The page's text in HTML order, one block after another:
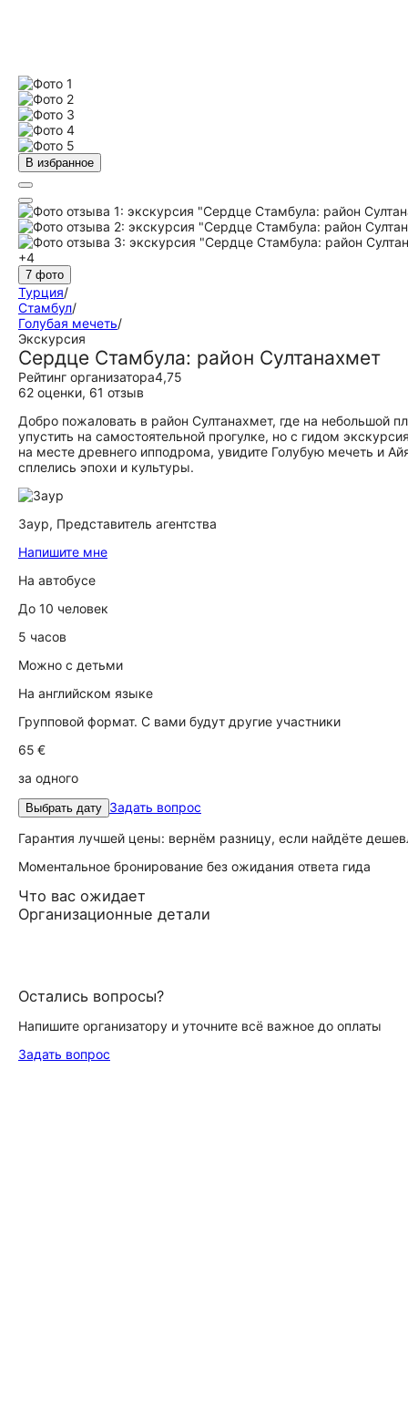
В избранное
+4
7 фото
Турция/
Стамбул/
Голубая мечеть/
Экскурсия
Сердце Стамбула: район Султанахмет
Рейтинг организатора4,75
62 оценки, 61 отзыв
Добро пожаловать в район Султанахмет, где на небольшой
упустить на самостоятельной прогулке, но с гидом
на месте древнего ипподрома, увидите Голубую мечеть и
сплелись эпохи и культуры.
Заур, Представитель агентства
Напишите мне
На автобусе
До 10 человек
5 часов
Можно с детьми
На английском языке
Групповой формат. С вами будут другие участники
65 €
за одного
Выбрать дату Задать вопрос
Гарантия лучшей цены: вернём разницу, если найдёте
Моментальное бронирование без ожидания ответа гида
Что вас ожидает
Организационные детали
Остались вопросы?
Напишите организатору и уточните всё важное до оплаты
Задать вопрос